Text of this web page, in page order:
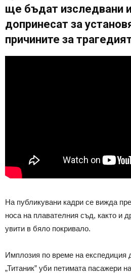
ще бъдат изследвани
допринесат за
причините за
На публикувани кадри се вижда
носа на плавателния съд, както и
увити в бяло покривало.
Имплозия по време на експедиция
„Титаник” уби петимата пасажери